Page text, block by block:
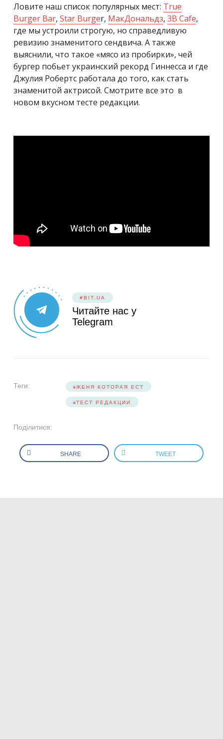
Ловите наш список популярных мест: True
Burger Bar, Star Burger, МакДональдз, 3B Cafe,
где мы устроили строгую, но справедливую
ревизию знаменитого сендвича. А также
выяснили, что такое «мясо из пробирки», чей
бургер побьет украинский рекорд Гиннесса и где
Джулия Робертс работала до того, как стать
знаменитой актрисой. Смотрите все это в
новом вкусном тесте редакции.
#BIT.UA
Читайте нас у
Telegram
Теги: ЖЕНЯ КОТОРАЯ ЕСТ
ТЕСТ РЕДАКЦИИ
Поділитися:
SHARE TWEET